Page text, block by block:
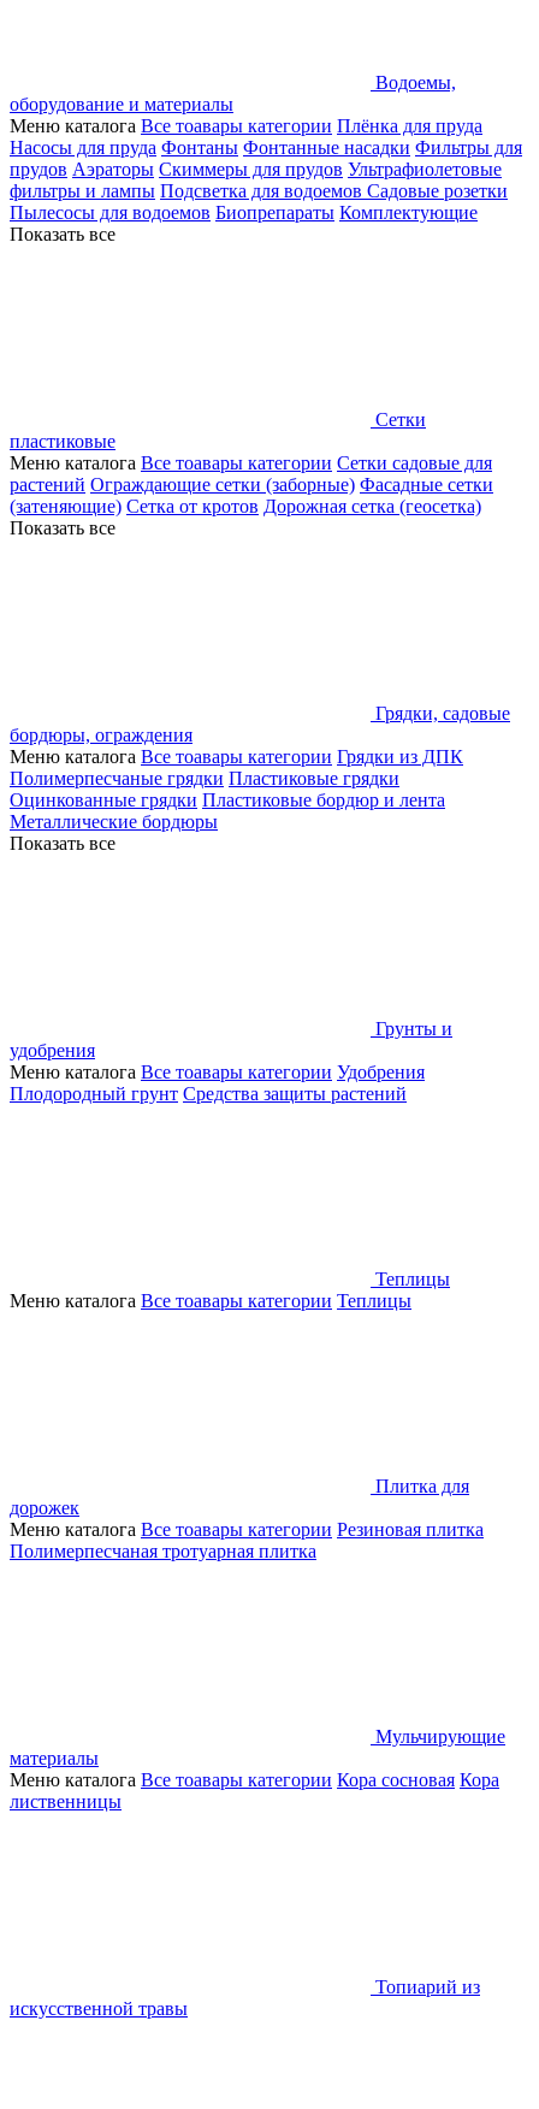
Водоемы,
оборудование и материалы
Меню каталога Все тоавары категории Плёнка для пруда
Насосы для пруда Фонтаны Фонтанные насадки Фильтры для
прудов Аэраторы Скиммеры для прудов Ультрафиолетовые
фильтры и лампы Подсветка для водоемов Садовые розетки
Пылесосы для водоемов Биопрепараты Комплектующие
Показать все
Сетки
пластиковые
Меню каталога Все тоавары категории Сетки садовые для
растений Ограждающие сетки (заборные) Фасадные сетки
(затеняющие) Сетка от кротов Дорожная сетка (геосетка)
Показать все
Грядки, садовые
бордюры, ограждения
Меню каталога Все тоавары категории Грядки из ДПК
Полимерпесчаные грядки Пластиковые грядки
Оцинкованные грядки Пластиковые бордюр и лента
Металлические бордюры
Показать все
Грунты и
удобрения
Меню каталога Все тоавары категории Удобрения
Плодородный грунт Средства защиты растений
Теплицы
Меню каталога Все тоавары категории Теплицы
Плитка для
дорожек
Меню каталога Все тоавары категории Резиновая плитка
Полимерпесчаная тротуарная плитка
Мульчирующие
материалы
Меню каталога Все тоавары категории Кора сосновая Кора
лиственницы
Топиарий из
искусственной травы